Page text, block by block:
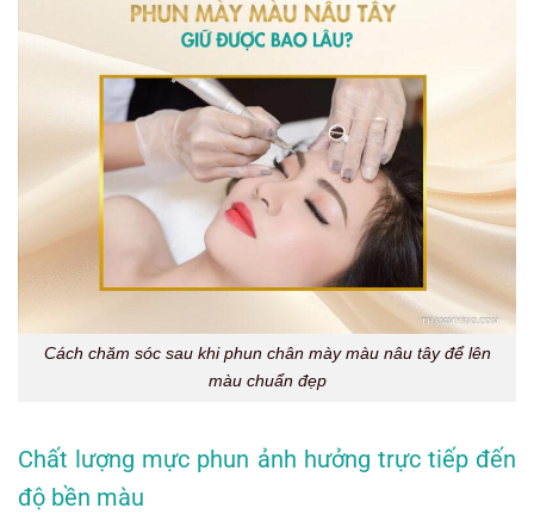
Cách chăm sóc sau khi phun chân mày màu nâu tây để lên
màu chuẩn đẹp
Chất lượng mực phun ảnh hưởng trực tiếp đến
độ bền màu